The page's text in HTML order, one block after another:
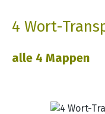
4 Wort-
alle 4 Mappen
Bildergalerie